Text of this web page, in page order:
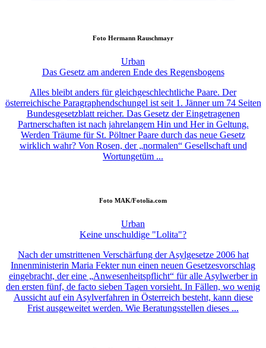
Foto Hermann Rauschmayr
Urban
Das Gesetz am anderen Ende des Regensbogens
Alles bleibt anders für gleichgeschlechtliche Paare. Der
österreichische Paragraphendschungel ist seit 1. Jänner um 74 Seiten
Bundesgesetzblatt reicher. Das Gesetz der Eingetragenen
Partnerschaften ist nach jahrelangem Hin und Her in Geltung.
Werden Träume für St. Pöltner Paare durch das neue Gesetz
wirklich wahr? Von Rosen, der „normalen“ Gesellschaft und
Wortungetüm ...
Foto MAK/Fotolia.com
Urban
Keine unschuldige "Lolita"?
Nach der umstrittenen Verschärfung der Asylgesetze 2006 hat
Innenministerin Maria Fekter nun einen neuen Gesetzesvorschlag
eingebracht, der eine „Anwesenheitspflicht“ für alle Asylwerber in
den ersten fünf, de facto sieben Tagen vorsieht. In Fällen, wo wenig
Aussicht auf ein Asylverfahren in Österreich besteht, kann diese
Frist ausgeweitet werden. Wie Beratungsstellen dieses ...